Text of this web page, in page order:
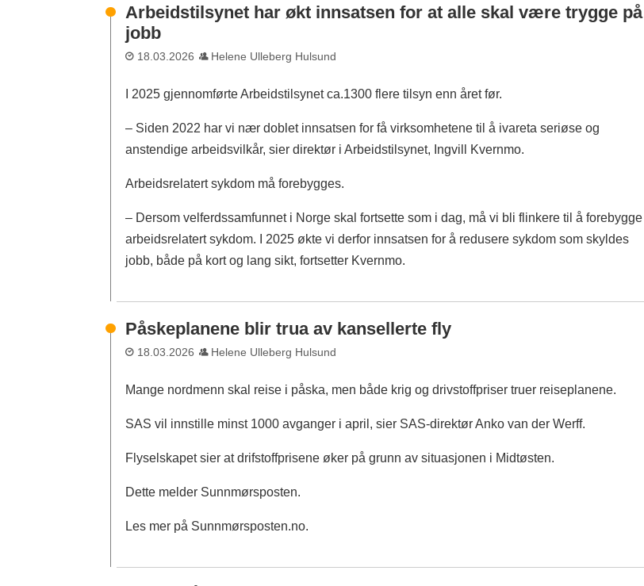
Arbeidstilsynet har økt innsatsen for at alle skal være trygge på
jobb
18.03.2026 Helene Ulleberg Hulsund
I 2025 gjennomførte Arbeidstilsynet ca.1300 flere tilsyn enn året før.
– Siden 2022 har vi nær doblet innsatsen for få virksomhetene til å ivareta seriøse og
anstendige arbeidsvilkår, sier direktør i Arbeidstilsynet, Ingvill Kvernmo.
Arbeidsrelatert sykdom må forebygges.
– Dersom velferdssamfunnet i Norge skal fortsette som i dag, må vi bli flinkere til å forebygge
arbeidsrelatert sykdom. I 2025 økte vi derfor innsatsen for å redusere sykdom som skyldes
jobb, både på kort og lang sikt, fortsetter Kvernmo.
Påskeplanene blir trua av kansellerte fly
18.03.2026 Helene Ulleberg Hulsund
Mange nordmenn skal reise i påska, men både krig og drivstoffpriser truer reiseplanene.
SAS vil innstille minst 1000 avganger i april, sier SAS-direktør Anko van der Werff.
Flyselskapet sier at drifstoffprisene øker på grunn av situasjonen i Midtøsten.
Dette melder Sunnmørsposten.
Les mer på Sunnmørsposten.no.